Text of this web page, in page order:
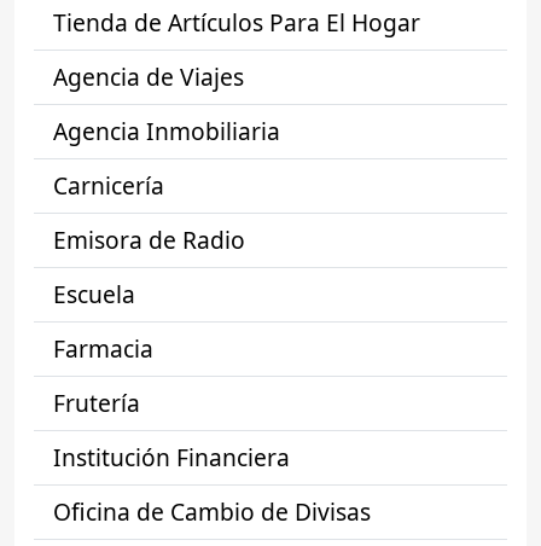
Tienda de Artículos Para El Hogar
Agencia de Viajes
Agencia Inmobiliaria
Carnicería
Emisora de Radio
Escuela
Farmacia
Frutería
Institución Financiera
Oficina de Cambio de Divisas